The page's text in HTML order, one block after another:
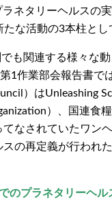
ネタリーヘルスの
な活動の3本柱と
も関連する様々な
1作業部会報告書
）はUnleashing
）、国連食
なされていたワン
の再定義が行われた
のプラネタリーヘ